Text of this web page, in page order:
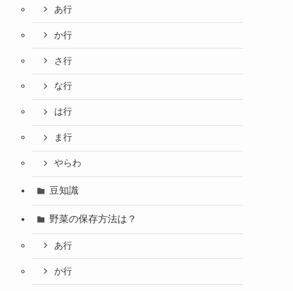
あ行
か行
さ行
な行
は行
ま行
やらわ
豆知識
野菜の保存方法は？
あ行
か行